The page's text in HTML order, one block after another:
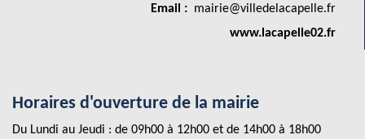
Email : mairie@villedelacapelle.fr
www.lacapelle02.fr
Horaires d'ouverture de la mairie
Du Lundi au Jeudi : de 09h00 à 12h00 et de 14h00 à 18h00